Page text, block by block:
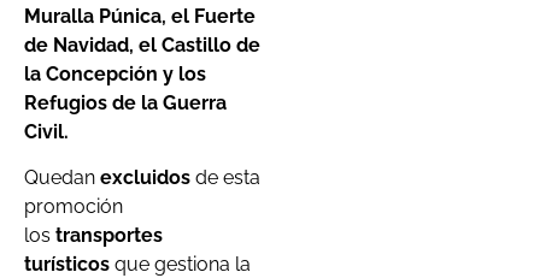
Muralla Púnica, el Fuerte
de Navidad, el Castillo de
la Concepción y los
Refugios de la Guerra
Civil.
Quedan excluidos de esta
promoción
los transportes
turísticos que gestiona la